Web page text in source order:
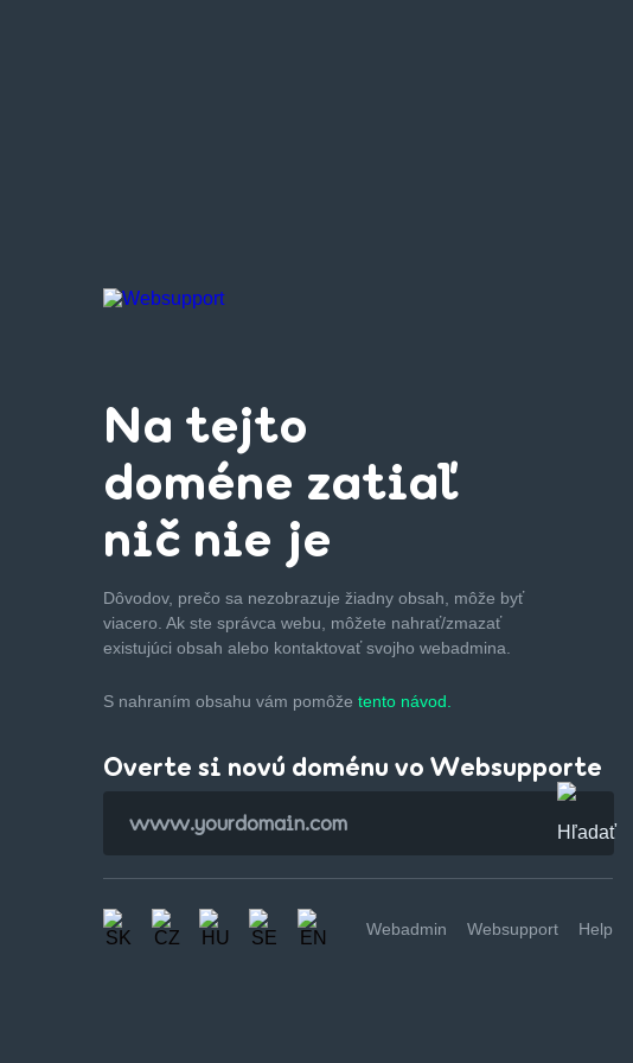
Na tejto
doméne zatiaľ
nič nie je
Dôvodov, prečo sa nezobrazuje žiadny obsah, môže byť
viacero. Ak ste správca webu, môžete nahrať/zmazať
existujúci obsah alebo kontaktovať svojho webadmina.
S nahraním obsahu vám pomôže tento návod.
Overte si novú doménu vo Websupporte
Webadmin Websupport Help